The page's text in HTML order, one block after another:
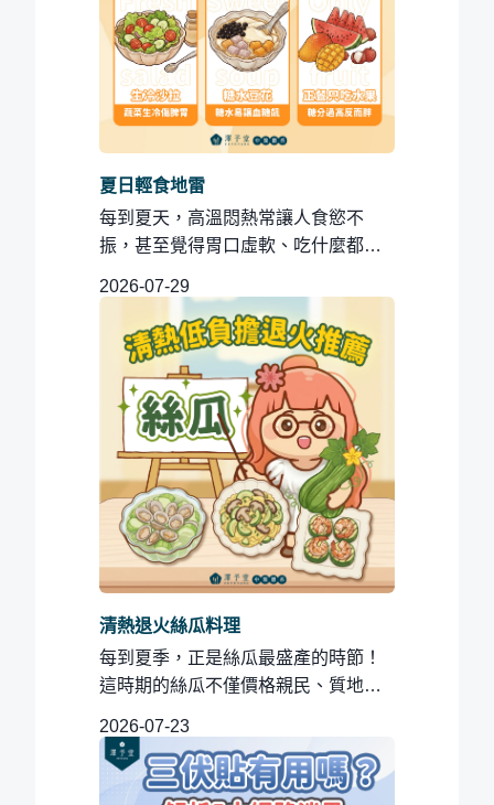
夏日輕食地雷
每到夏天，高溫悶熱常讓人食慾不
振，甚至覺得胃口虛軟、吃什麼都提
求...
2026-07-29
清熱退火絲瓜料理
每到夏季，正是絲瓜最盛產的時節！
這時期的絲瓜不僅價格親民、質地鮮
2026-07-23